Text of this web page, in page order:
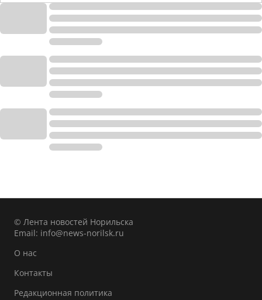
© Лента новостей Норильска
Email: info@news-norilsk.ru
О нас
Контакты
Редакционная политика